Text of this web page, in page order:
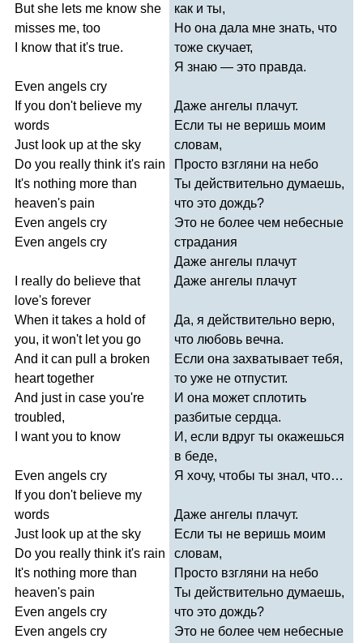
But she lets me know she
misses me, too
know that it's true.
Even angels cry
If you don't believe my
words
Just look up at the sky
Do you really think it's rain
It's nothing more than
heaven's pain
Even angels cry
Even angels cry
really do believe that
love's forever
When it takes a hold of
you, it won't let you go
And it can pull a broken
heart together
And just in case you're
troubled,
want you to know
Even angels cry
If you don't believe my
words
Just look up at the sky
Do you really think it's rain
It's nothing more than
heaven's pain
Even angels cry
Even angels cry
как и ты,
Но она дала мне знать, что
тоже скучает,
Я знаю — это правда.
Даже ангелы плачут.
Если ты не веришь моим
словам,
Просто взгляни на небо
Ты действительно думаешь,
что это дождь?
Это не более чем небесные
страдания
Даже ангелы плачут
Даже ангелы плачут
Да, я действительно верю,
что любовь вечна.
Если она захватывает тебя,
то уже не отпустит.
И она может сплотить
разбитые сердца.
И, если вдруг ты окажешься
в беде,
Я хочу, чтобы ты знал, что…
Даже ангелы плачут.
Если ты не веришь моим
словам,
Просто взгляни на небо
Ты действительно думаешь,
что это дождь?
Это не более чем небесные